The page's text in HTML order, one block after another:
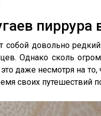
пиррура
собой довольно
Однако сколь
даже несмотря на
своих путешествий